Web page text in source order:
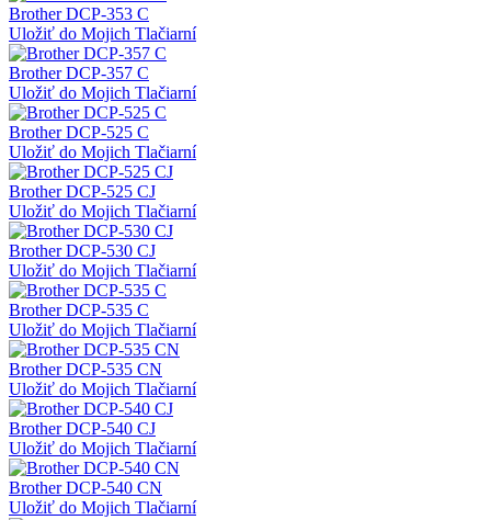
Brother DCP-353 C
Uložiť do Mojich Tlačiarní
Brother DCP-357 C
Uložiť do Mojich Tlačiarní
Brother DCP-525 C
Uložiť do Mojich Tlačiarní
Brother DCP-525 CJ
Uložiť do Mojich Tlačiarní
Brother DCP-530 CJ
Uložiť do Mojich Tlačiarní
Brother DCP-535 C
Uložiť do Mojich Tlačiarní
Brother DCP-535 CN
Uložiť do Mojich Tlačiarní
Brother DCP-540 CJ
Uložiť do Mojich Tlačiarní
Brother DCP-540 CN
Uložiť do Mojich Tlačiarní